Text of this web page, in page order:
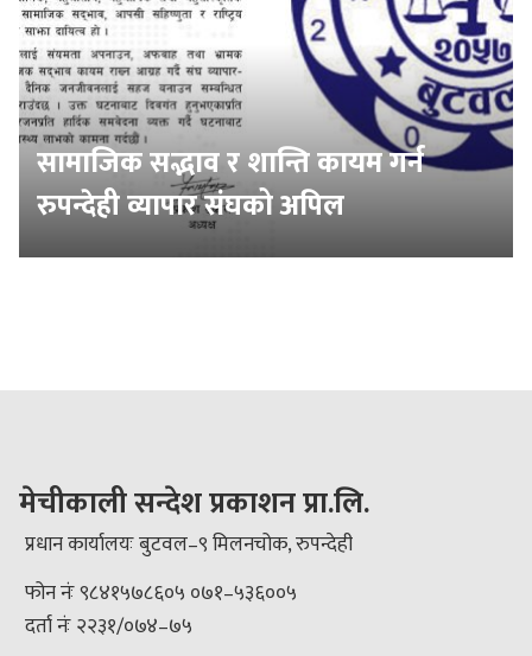
सामाजिक सद्भाव र शान्ति कायम गर्न
रुपन्देही व्यापार संघको अपिल
मेचीकाली सन्देश प्रकाशन प्रा.लि.
प्रधान कार्यालयः बुटवल–९ मिलनचोक, रुपन्देही
फोन नंः ९८४१५७८६०५ ०७१–५३६००५
दर्ता नंः २२३१/०७४–७५